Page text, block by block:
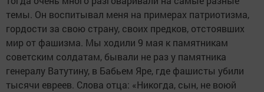
темы. Он воспитывал меня на примерах патриотизма,
гордости за свою страну, своих предков, отстоявших
мир от фашизма. Мы ходили 9 мая к памятникам
советским солдатам, бывали не раз у памятника
генералу Ватутину, в Бабьем Яре, где фашисты убили
тысячи евреев. Слова отца: «Никогда, сын, не воюй